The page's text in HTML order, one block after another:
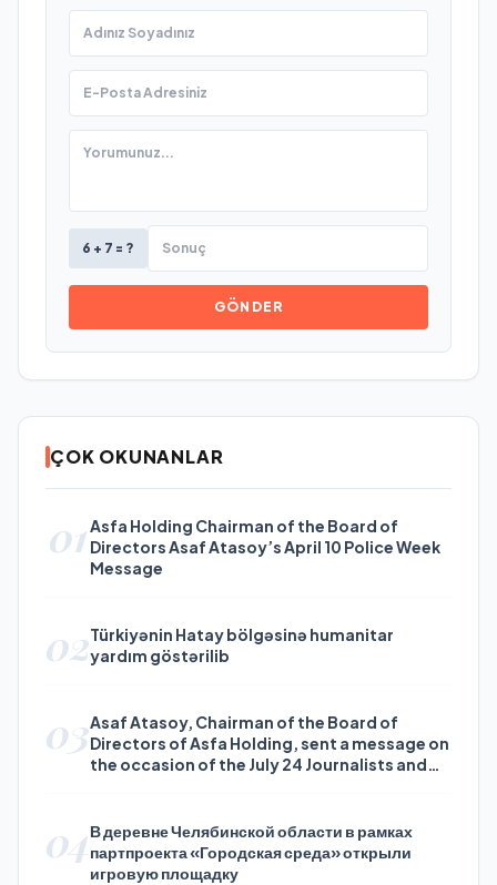
6 + 7 = ?
GÖNDER
ÇOK OKUNANLAR
01Asfa Holding Chairman of the Board of
Directors Asaf Atasoy’s April 10 Police Week
Message
02Türkiyənin Hatay bölgəsinə humanitar
yardım göstərilib
03Asaf Atasoy, Chairman of the Board of
Directors of Asfa Holding, sent a message on
the occasion of the July 24 Journalists and
04В деревне Челябинской области в рамках
партпроекта «Городская среда» открыли
игровую площадку